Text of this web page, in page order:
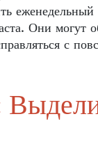
Они могут
с